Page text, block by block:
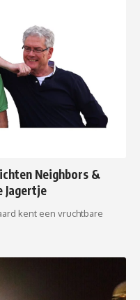
Neighbors &
Jagertje
kent een vruchtbare